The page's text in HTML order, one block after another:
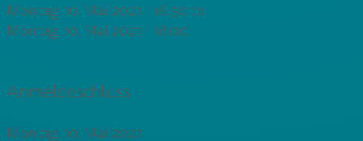
Montag, 10. Mai 2021 | 16:30 to
Montag, 10. Mai 2021 | 18:00
Anmeldeschluss
Montag, 10. Mai 2021